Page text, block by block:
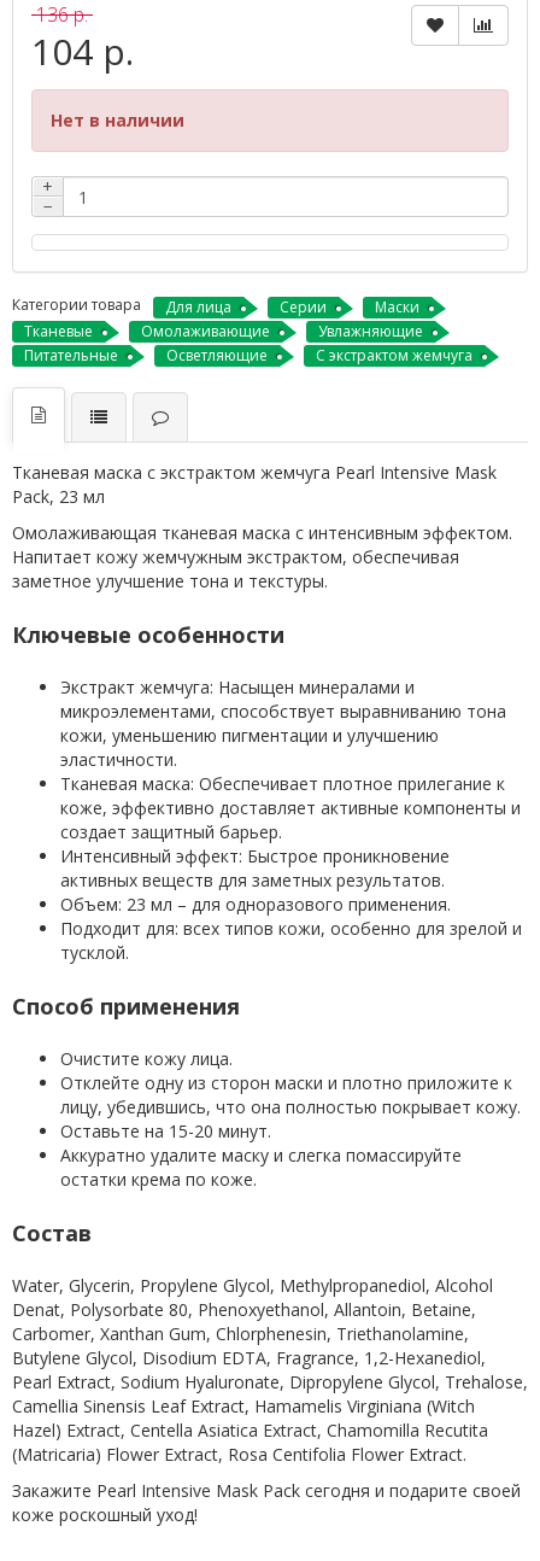
136 р.
104 р.
Нет в наличии
+
−
Категории товара Для лица Серии
Маски
Тканевые
Омолаживающие
Увлажняющие
Питательные
Осветляющие С экстрактом жемчуга
Тканевая маска с экстрактом жемчуга Pearl Intensive Mask
Pack, 23 мл
Омолаживающая тканевая маска с интенсивным эффектом.
Напитает кожу жемчужным экстрактом, обеспечивая
заметное улучшение тона и текстуры.
Ключевые особенности
Экстракт жемчуга: Насыщен минералами и
микроэлементами, способствует выравниванию тона
кожи, уменьшению пигментации и улучшению
эластичности.
Тканевая маска: Обеспечивает плотное прилегание к
коже, эффективно доставляет активные компоненты и
создает защитный барьер.
Интенсивный эффект: Быстрое проникновение
активных веществ для заметных результатов.
Объем: 23 мл – для одноразового применения.
Подходит для: всех типов кожи, особенно для зрелой и
тусклой.
Способ применения
Очистите кожу лица.
Отклейте одну из сторон маски и плотно приложите к
лицу, убедившись, что она полностью покрывает кожу.
Оставьте на 15-20 минут.
Аккуратно удалите маску и слегка помассируйте
остатки крема по коже.
Состав
Water, Glycerin, Propylene Glycol, Methylpropanediol, Alcohol
Denat, Polysorbate 80, Phenoxyethanol, Allantoin, Betaine,
Carbomer, Xanthan Gum, Chlorphenesin, Triethanolamine,
Butylene Glycol, Disodium EDTA, Fragrance, 1,2-Hexanediol,
Pearl Extract, Sodium Hyaluronate, Dipropylene Glycol, Trehalose,
Camellia Sinensis Leaf Extract, Hamamelis Virginiana (Witch
Hazel) Extract, Centella Asiatica Extract, Chamomilla Recutita
(Matricaria) Flower Extract, Rosa Centifolia Flower Extract.
Закажите Pearl Intensive Mask Pack сегодня и подарите своей
коже роскошный уход!